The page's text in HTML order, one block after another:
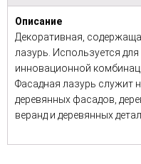
Описание
Декоративная,
лазурь. Используется
инновационной
Фасадная лазурь служит
деревянных фасадов,
веранд и деревянных